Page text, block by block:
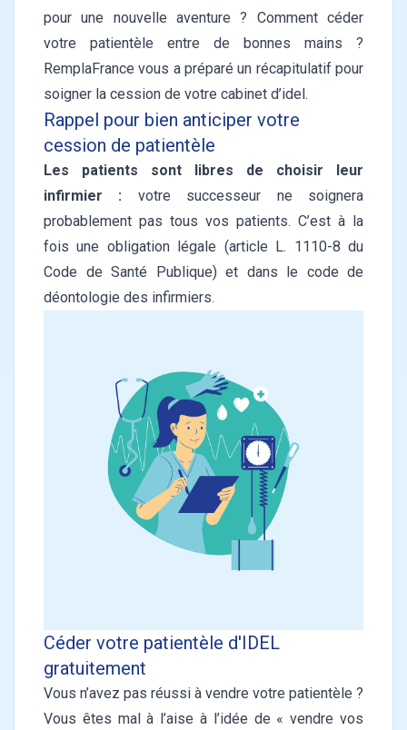
pour une nouvelle aventure ? Comment céder
votre patientèle entre de bonnes mains ?
RemplaFrance vous a préparé un récapitulatif pour
soigner la cession de votre cabinet d’idel.
Rappel pour bien anticiper votre
cession de patientèle
Les patients sont libres de choisir leur
infirmier : votre successeur ne soignera
probablement pas tous vos patients. C’est à la
fois une obligation légale (article L. 1110-8 du
Code de Santé Publique) et dans le code de
déontologie des infirmiers.
Céder votre patientèle d'IDEL
gratuitement
Vous n’avez pas réussi à vendre votre patientèle ?
Vous êtes mal à l’aise à l’idée de « vendre vos